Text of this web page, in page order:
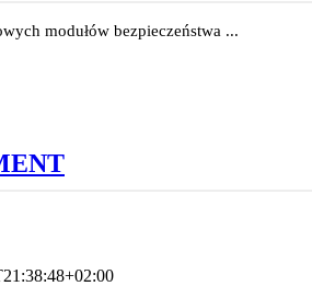
modułów bezpieczeństwa ...